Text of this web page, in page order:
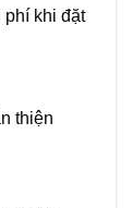
phí khi đặt
thiện